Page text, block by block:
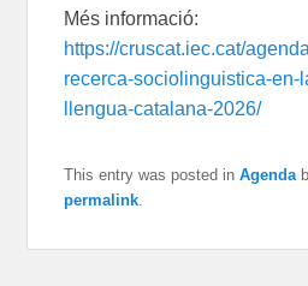
Més informació:
https://cruscat.iec.cat/
recerca-sociolinguistica-en-
llengua-catalana-2026/
This entry was posted inAgenda
permalink